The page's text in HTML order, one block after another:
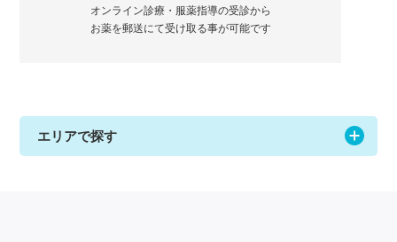
オンライン診療・服薬指導の受診から
お薬を郵送にて受け取る事が可能です
エリアで探す